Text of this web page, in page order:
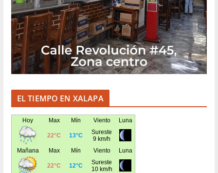
EL TIEMPO EN XALAPA